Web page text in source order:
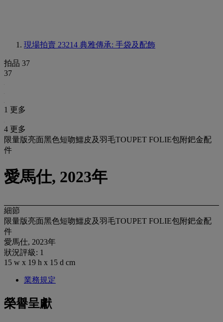
現場拍賣 23214 典雅傳承: 手袋及配飾
拍品 37
37
1 更多
4 更多
限量版亮面黑色短吻鱷皮及羽毛TOUPET FOLIE包附鈀金配
件
愛馬仕, 2023年
細節
限量版亮面黑色短吻鱷皮及羽毛TOUPET FOLIE包附鈀金配
件
愛馬仕, 2023年
狀況評級: 1
15 w x 19 h x 15 d cm
業務規定
榮譽呈獻